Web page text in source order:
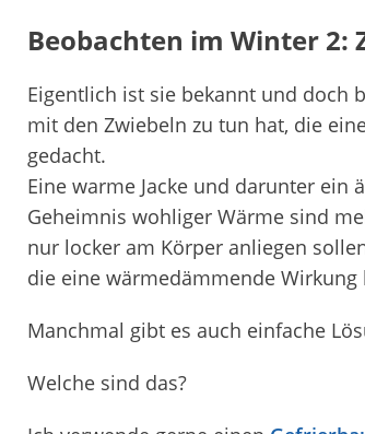
Beobachten im Winter 2:
Eigentlich ist sie bekannt und doch
mit den Zwiebeln zu tun hat, die
gedacht.
Eine warme Jacke und darunter ein
Geheimnis wohliger Wärme sind
nur locker am Körper anliegen
die eine wärmedämmende Wirkung
Manchmal gibt es auch einfache
Welche sind das?